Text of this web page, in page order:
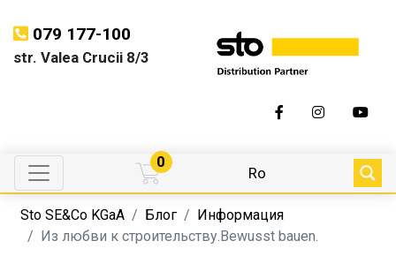
079 177-100
str. Valea Crucii 8/3
0
Ro
Sto SE&Co KGaA Блог
Информация
Из любви к строительству.Bewusst bauen.